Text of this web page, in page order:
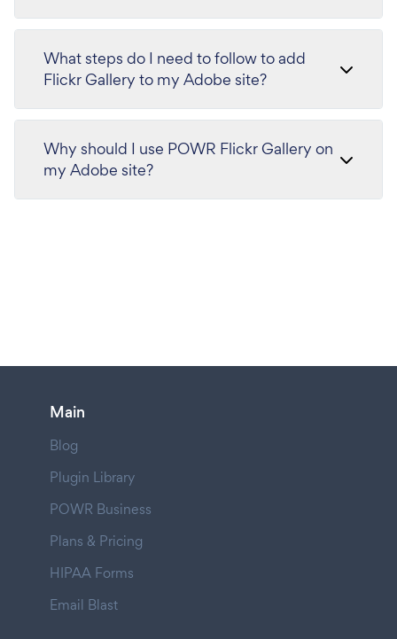
What steps do I need to follow to add
Flickr Gallery to my Adobe site?
Why should I use POWR Flickr Gallery on
my Adobe site?
Main
Blog
Plugin Library
POWR Business
Plans & Pricing
HIPAA Forms
Email Blast